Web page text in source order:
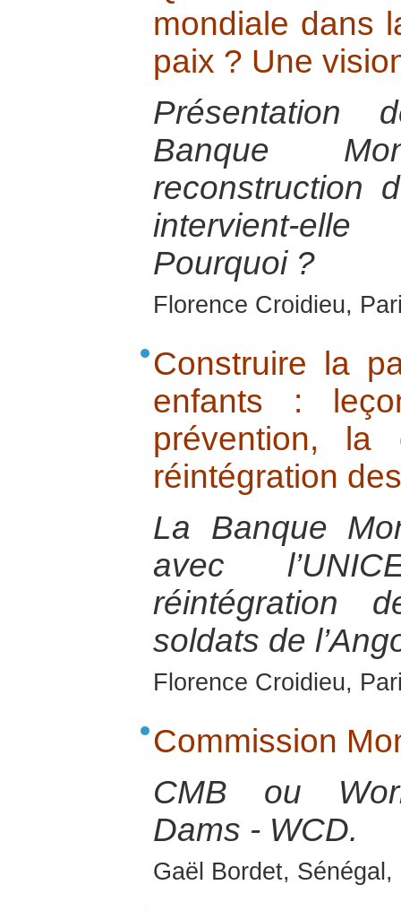
mondiale dans
paix ? Une
Banque
reconstruction
intervient-
Pourquoi ?
Florence Croidieu,
Construire la
enfants :
prévention, la
réintégration
La Banque
avec
réintégration
soldats de
Florence Croidieu,
Commission
CMB ou
Dams - WCD.
Gaël Bordet,